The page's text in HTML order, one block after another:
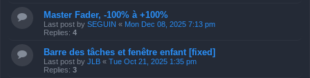
Master Fader, -100% à +100%
Last post by SEGUIN « Mon Dec 08, 2025 7:13 pm
Replies: 4
Barre des tâches et fenêtre enfant [fixed]
Last post by JLB « Tue Oct 21, 2025 1:35 pm
Replies: 3